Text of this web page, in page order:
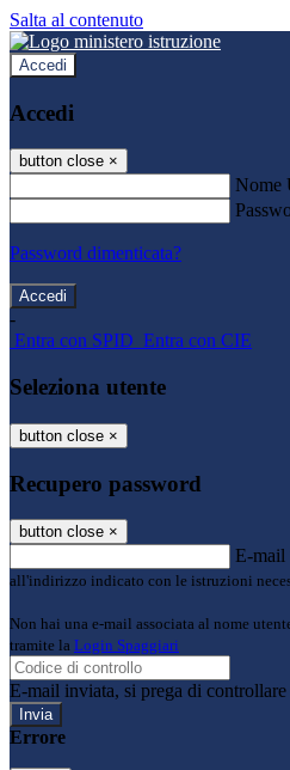
Salta al contenuto
Accedi
Accedi
button close ×
Nome
Password dimenticata?
-
Entra con SPID Entra con CIE
Seleziona utente
button close ×
Recupero password
button close ×
E-mail
all'indirizzo indicato con le istruzioni
Non hai una e-mail associata al nome
tramite la Login Spaggiari
E-mail inviata, si prega di
Errore